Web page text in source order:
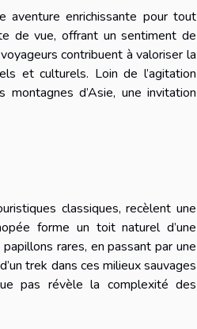
aventure enrichissante pour tout
de vue, offrant un sentiment de
contribuent à valoriser la
et culturels. Loin de l’agitation
d’Asie, une invitation
classiques, recèlent une
forme un toit naturel d’une
rares, en passant par une
trek dans ces milieux sauvages
pas révèle la complexité des